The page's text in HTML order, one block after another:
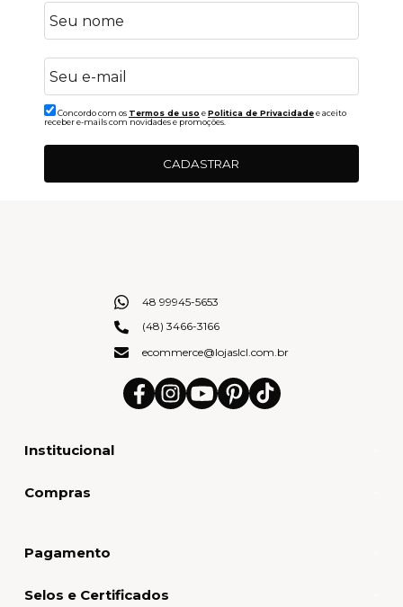
Concordo com os Termos de uso ePolitica de Privacidadee aceito
receber e-mails com novidades e promoções.
CADASTRAR
Institucional
Compras
48 99945-5653
(48) 3466-3166
ecommerce@lojaslcl.com.br
Pagamento
Selos e Certificados